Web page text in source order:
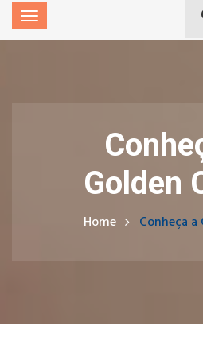
Golden
Home Conheça a